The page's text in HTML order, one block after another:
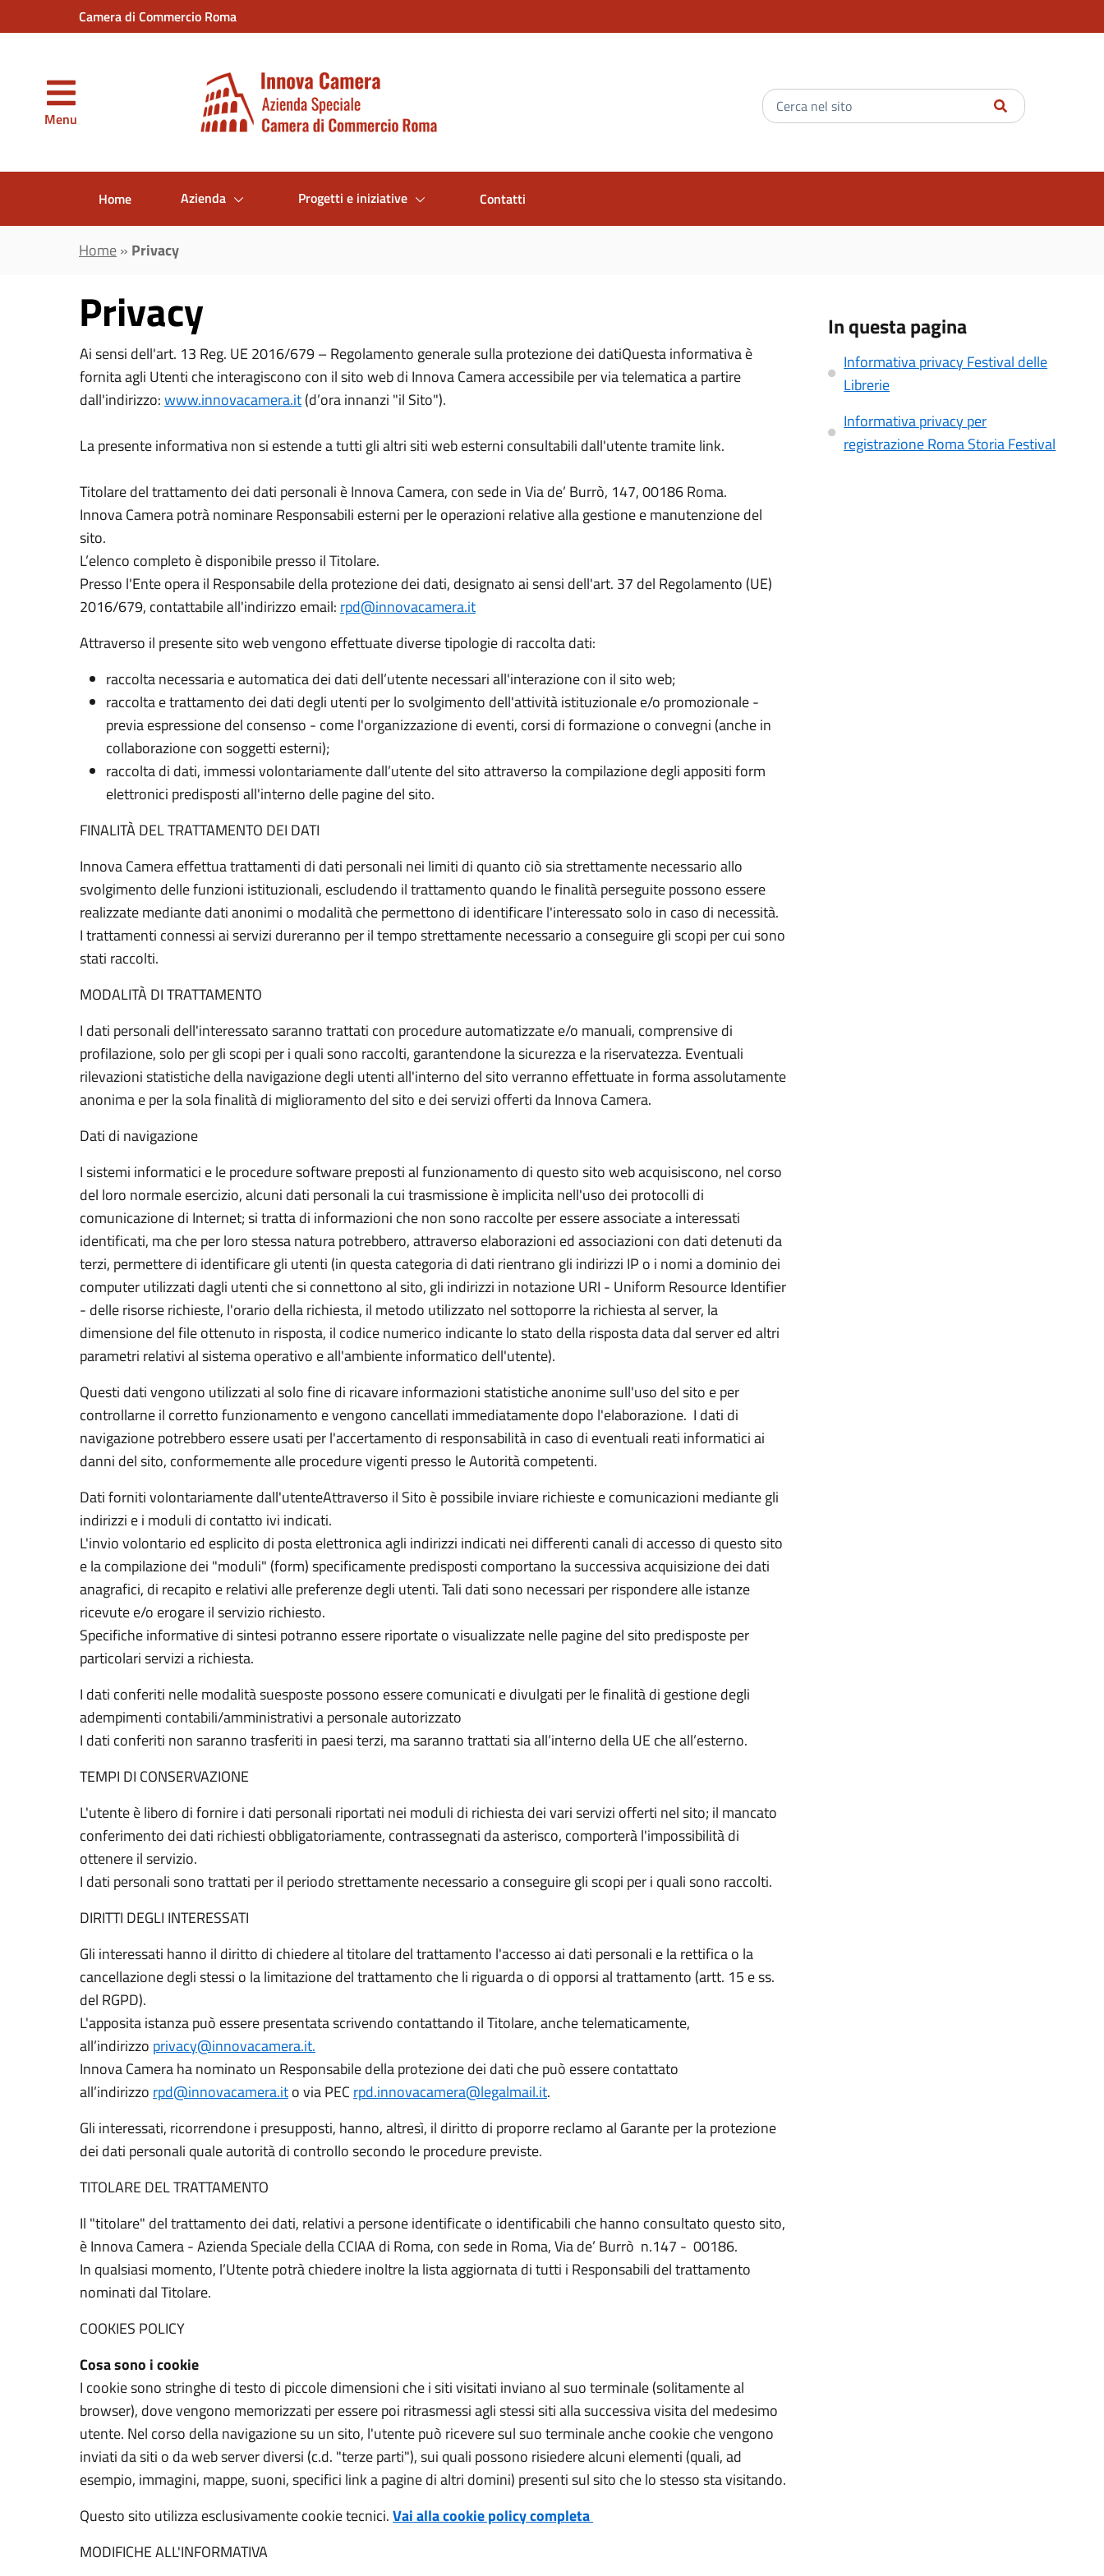
al contenuto principale
Camera di Commercio Roma
Menu
Inserisci
il
cercare
Home
Azienda Progetti e iniziative Contatti
Home» Privacy
Privacy
Ai sensi dell'art. 13 Reg. UE 2016/679 – Regolamento generale sulla protezione dei datiQuesta informativa è
fornita agli Utenti che interagiscono con il sito web di Innova Camera accessibile per via telematica a partire
dall'indirizzo:www.innovacamera.it(d’ora innanzi "il Sito").
La presente informativa non si estende a tutti gli altri siti web esterni consultabili dall'utente tramite link.
Titolare del trattamento dei dati personali è Innova Camera, con sede in Via de’ Burrò, 147, 00186 Roma.
Innova Camera potrà nominare Responsabili esterni per le operazioni relative alla gestione e manutenzione del
sito.
L’elenco completo è disponibile presso il Titolare.
Presso l'Ente opera il Responsabile della protezione dei dati, designato ai sensi dell'art. 37 del Regolamento (UE)
2016/679, contattabile all'indirizzo email: rpd@innovacamera.it
Attraverso il presente sito web vengono effettuate diverse tipologie di raccolta dati:
raccolta necessaria e automatica dei dati dell’utente necessari all'interazione con il sito web;
raccolta e trattamento dei dati degli utenti per lo svolgimento dell'attività istituzionale e/o promozionale -
previa espressione del consenso - come l'organizzazione di eventi, corsi di formazione o convegni (anche in
collaborazione con soggetti esterni);
raccolta di dati, immessi volontariamente dall’utente del sito attraverso la compilazione degli appositi form
elettronici predisposti all'interno delle pagine del sito.
FINALITÀ DEL TRATTAMENTO DEI DATI
Innova Camera effettua trattamenti di dati personali nei limiti di quanto ciò sia strettamente necessario allo
svolgimento delle funzioni istituzionali, escludendo il trattamento quando le finalità perseguite possono essere
realizzate mediante dati anonimi o modalità che permettono di identificare l'interessato solo in caso di necessità.
I trattamenti connessi ai servizi dureranno per il tempo strettamente necessario a conseguire gli scopi per cui sono
stati raccolti.
MODALITÀ DI TRATTAMENTO
I dati personali dell'interessato saranno trattati con procedure automatizzate e/o manuali, comprensive di
profilazione, solo per gli scopi per i quali sono raccolti, garantendone la sicurezza e la riservatezza. Eventuali
rilevazioni statistiche della navigazione degli utenti all'interno del sito verranno effettuate in forma assolutamente
anonima e per la sola finalità di miglioramento del sito e dei servizi offerti da Innova Camera.
Dati di navigazione
I sistemi informatici e le procedure software preposti al funzionamento di questo sito web acquisiscono, nel corso
del loro normale esercizio, alcuni dati personali la cui trasmissione è implicita nell'uso dei protocolli di
comunicazione di Internet; si tratta di informazioni che non sono raccolte per essere associate a interessati
identificati, ma che per loro stessa natura potrebbero, attraverso elaborazioni ed associazioni con dati detenuti da
terzi, permettere di identificare gli utenti (in questa categoria di dati rientrano gli indirizzi IP o i nomi a dominio dei
computer utilizzati dagli utenti che si connettono al sito, gli indirizzi in notazione URI - Uniform Resource Identifier
- delle risorse richieste, l'orario della richiesta, il metodo utilizzato nel sottoporre la richiesta al server, la
dimensione del file ottenuto in risposta, il codice numerico indicante lo stato della risposta data dal server ed altri
parametri relativi al sistema operativo e all'ambiente informatico dell'utente).
Questi dati vengono utilizzati al solo fine di ricavare informazioni statistiche anonime sull'uso del sito e per
controllarne il corretto funzionamento e vengono cancellati immediatamente dopo l'elaborazione. I dati di
navigazione potrebbero essere usati per l'accertamento di responsabilità in caso di eventuali reati informatici ai
danni del sito, conformemente alle procedure vigenti presso le Autorità competenti.
Dati forniti volontariamente dall'utenteAttraverso il Sito è possibile inviare richieste e comunicazioni mediante gli
indirizzi e i moduli di contatto ivi indicati.
L'invio volontario ed esplicito di posta elettronica agli indirizzi indicati nei differenti canali di accesso di questo sito
e la compilazione dei "moduli" (form) specificamente predisposti comportano la successiva acquisizione dei dati
anagrafici, di recapito e relativi alle preferenze degli utenti. Tali dati sono necessari per rispondere alle istanze
ricevute e/o erogare il servizio richiesto.
Specifiche informative di sintesi potranno essere riportate o visualizzate nelle pagine del sito predisposte per
particolari servizi a richiesta.
I dati conferiti nelle modalità suesposte possono essere comunicati e divulgati per le finalità di gestione degli
adempimenti contabili/amministrativi a personale autorizzato
I dati conferiti non saranno trasferiti in paesi terzi, ma saranno trattati sia all’interno della UE che all’esterno.
TEMPI DI CONSERVAZIONE
L'utente è libero di fornire i dati personali riportati nei moduli di richiesta dei vari servizi offerti nel sito; il mancato
conferimento dei dati richiesti obbligatoriamente, contrassegnati da asterisco, comporterà l'impossibilità di
ottenere il servizio.
I dati personali sono trattati per il periodo strettamente necessario a conseguire gli scopi per i quali sono raccolti.
DIRITTI DEGLI INTERESSATI
Gli interessati hanno il diritto di chiedere al titolare del trattamento l'accesso ai dati personali e la rettifica o la
cancellazione degli stessi o la limitazione del trattamento che li riguarda o di opporsi al trattamento (artt. 15 e ss.
del RGPD).
L'apposita istanza può essere presentata scrivendo contattando il Titolare, anche telematicamente,
all’indirizzo privacy@innovacamera.it.
Innova Camera ha nominato un Responsabile della protezione dei dati che può essere contattato
all’indirizzo rpd@innovacamera.ito via PEC rpd.innovacamera@legalmail.it.
Gli interessati, ricorrendone i presupposti, hanno, altresì, il diritto di proporre reclamo al Garante per la protezione
dei dati personali quale autorità di controllo secondo le procedure previste.
TITOLARE DEL TRATTAMENTO
Il "titolare" del trattamento dei dati, relativi a persone identificate o identificabili che hanno consultato questo sito,
è Innova Camera - Azienda Speciale della CCIAA di Roma, con sede in Roma, Via de’ Burrò n.147 - 00186.
In qualsiasi momento, l’Utente potrà chiedere inoltre la lista aggiornata di tutti i Responsabili del trattamento
nominati dal Titolare.
COOKIES POLICY
Cosa sono i cookie
I cookie sono stringhe di testo di piccole dimensioni che i siti visitati inviano al suo terminale (solitamente al
browser), dove vengono memorizzati per essere poi ritrasmessi agli stessi siti alla successiva visita del medesimo
utente. Nel corso della navigazione su un sito, l'utente può ricevere sul suo terminale anche cookie che vengono
inviati da siti o da web server diversi (c.d. "terze parti"), sui quali possono risiedere alcuni elementi (quali, ad
esempio, immagini, mappe, suoni, specifici link a pagine di altri domini) presenti sul sito che lo stesso sta visitando.
Questo sito utilizza esclusivamente cookie tecnici.Vai alla cookie policy completa
MODIFICHE ALL'INFORMATIVA
In questa pagina
Informativa privacy Festival delle
Librerie
Informativa privacy per
registrazione Roma Storia Festival